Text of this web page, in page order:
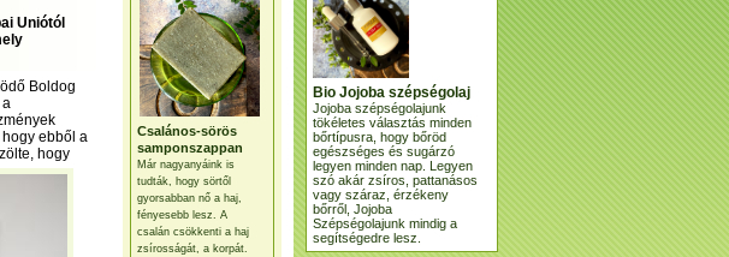
Csalános-sörös
samponszappan
Már nagyanyáink is
tudták, hogy sörtől
gyorsabban nő a haj,
fényesebb lesz. A
csalán csökkenti a haj
zsírosságát, a korpát.
Uniótól
Boldog
a
ebből a
hogy
Bio Jojoba szépségolaj
Jojoba szépségolajunk
tökéletes választás minden
bőrtípusra, hogy bőröd
egészséges és sugárzó
legyen minden nap. Legyen
szó akár zsíros, pattanásos
vagy száraz, érzékeny
bőrről, Jojoba
Szépségolajunk mindig a
segítségedre lesz.